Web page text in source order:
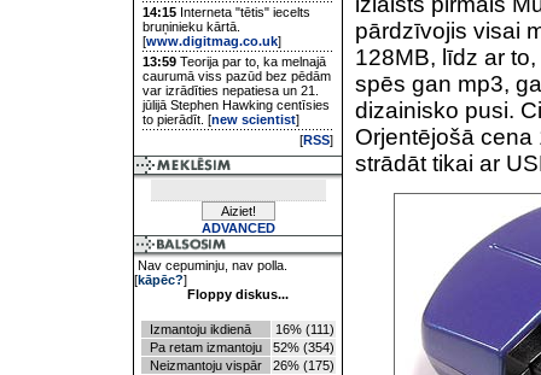
14:15 Interneta "tētis" iecelts
bruņinieku kārtā.
[www.digitmag.co.uk]
13:59 Teorija par to, ka melnajā
caurumā viss pazūd bez pēdām
var izrādīties nepatiesa un 21.
jūlijā Stephen Hawking centīsies
to pierādīt. [new scientist]
[RSS]
ADVANCED
Nav cepuminju, nav polla.
[kāpēc?]
Floppy diskus...
Izmantoju ikdienā
16% (111)
Pa retam izmantoju
52% (354)
Neizmantoju vispār
26% (175)
pārdzīvojis visai
128MB, līdz ar
spēs gan mp3,
dizainisko pusi.
Orjentējošā
strādāt tikai ar